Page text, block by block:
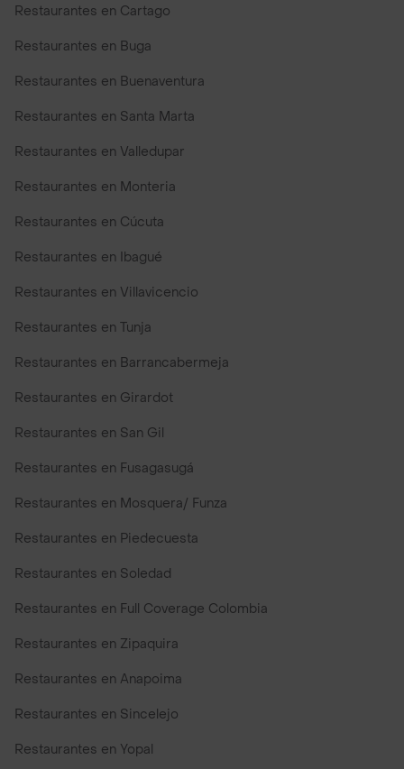
Restaurantes en Cartago
Restaurantes en Buga
Restaurantes en Buenaventura
Restaurantes en Santa Marta
Restaurantes en Valledupar
Restaurantes en Monteria
Restaurantes en Cúcuta
Restaurantes en Ibagué
Restaurantes en Villavicencio
Restaurantes en Tunja
Restaurantes en Barrancabermeja
Restaurantes en Girardot
Restaurantes en San Gil
Restaurantes en Fusagasugá
Restaurantes en Mosquera/ Funza
Restaurantes en Piedecuesta
Restaurantes en Soledad
Restaurantes en Full Coverage Colombia
Restaurantes en Zipaquira
Restaurantes en Anapoima
Restaurantes en Sincelejo
Restaurantes en Yopal